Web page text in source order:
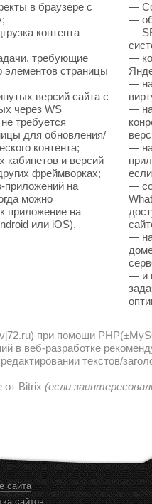
в браузере с
контента
требующие
элементов страницы
версий сайта с
через WS
требуется
для обновления/
контента;
и версий
фреймворках;
приложений на
можно
приложение на
или iOS).
—
—
—
—
—
—
—
—
—
— и
при помощи
в веб-разработке
текстов/
от Bitrix (если
сайта
сайтов